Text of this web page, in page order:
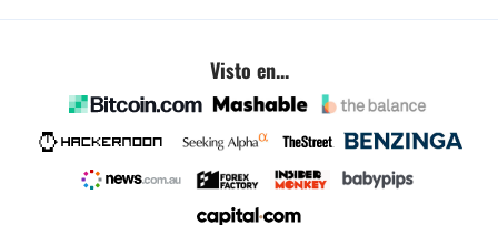
Visto en...